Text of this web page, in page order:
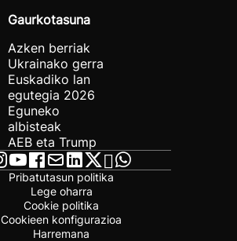
Gaurkotasuna
Azken berriak
Ukrainako gerra
Euskadiko lan
egutegia 2026
Eguneko
albisteak
AEB eta Trump
Pribatutasun politika
Lege oharra
Cookie politika
Cookieen konfigurazioa
Harremana